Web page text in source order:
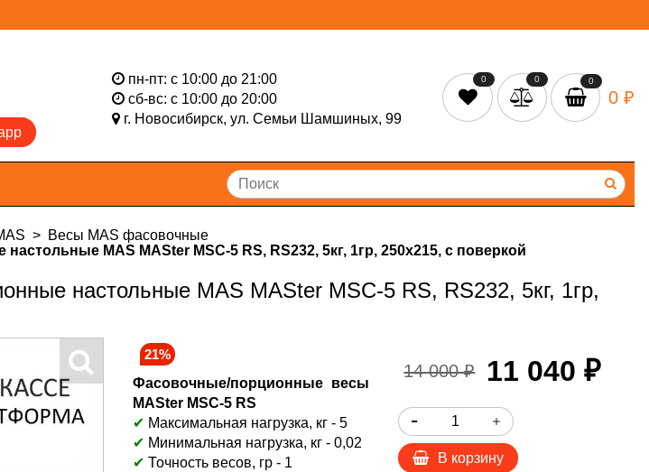
пн-пт: с 10:00 до 21:00
сб-вс: с 10:00 до 20:00
г. Новосибирск, ул. Семьи Шамшиных, 99
0 0 0
0 ₽
Весы MAS фасовочные
MAS MASter MSC-5 RS, RS232, 5кг, 1гр, 250х215, с поверкой
настольные MAS MASter MSC-5 RS, RS232, 5кг, 1гр,
21%
Фасовочные/порционные весы
MASter MSC-5 RS
✔ Максимальная нагрузка, кг - 5
✔ Минимальная нагрузка, кг - 0,02
✔ Точность весов, гр - 1
14 000 ₽ 11 040 ₽
В корзину